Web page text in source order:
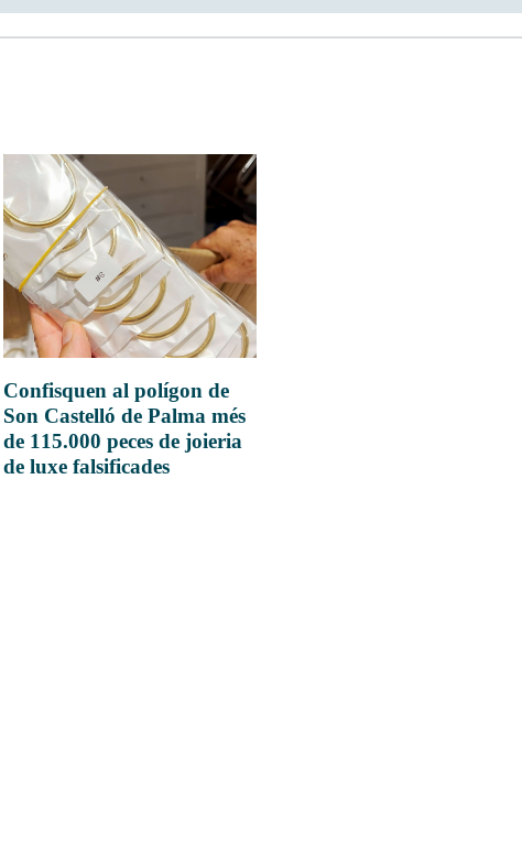
Confisquen al polígon de
Son Castelló de Palma més
de 115.000 peces de joieria
de luxe falsificades